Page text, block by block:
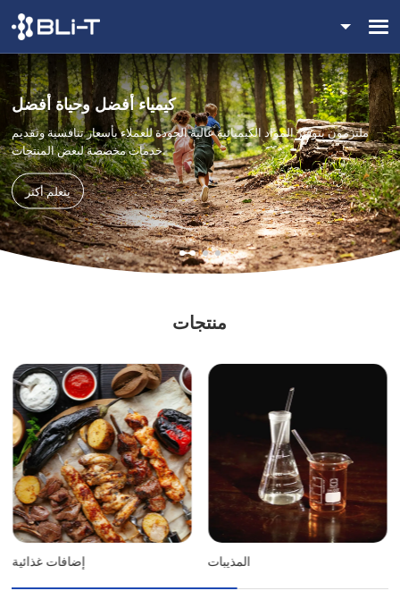
كيمياء أفضل وحياة أفضل
ملتزمون بتوفير المواد الكيميائية عالية الجودة للعملاء بأسعار تنافسية وتقديم
خدمات مخصصة لبعض المنتجات.
يتعلم أكثر
منتجات
إضافات غذائية المذيبات